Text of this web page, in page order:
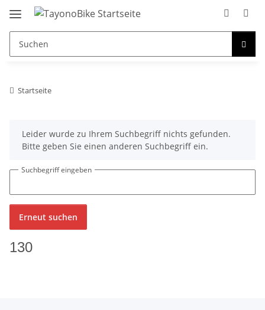
Startseite
xLeider wurde zu Ihrem Suchbegriff nichts gefunden.
Bitte geben Sie einen anderen Suchbegriff ein.
Suchbegriff eingeben
Erneut suchen
130